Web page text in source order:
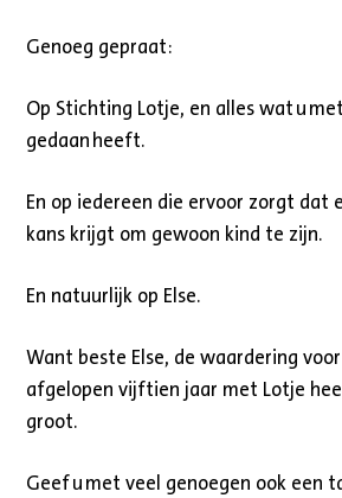
Genoeg gepraat:
Op Stichting Lotje, en alles wat u
gedaan heeft.
En op iedereen die ervoor zorgt dat
kans krijgt om gewoon kind te zijn.
En natuurlijk op Else.
Want beste Else, de waardering
afgelopen vijftien jaar met Lotje
groot.
Geef u met veel genoegen ook een